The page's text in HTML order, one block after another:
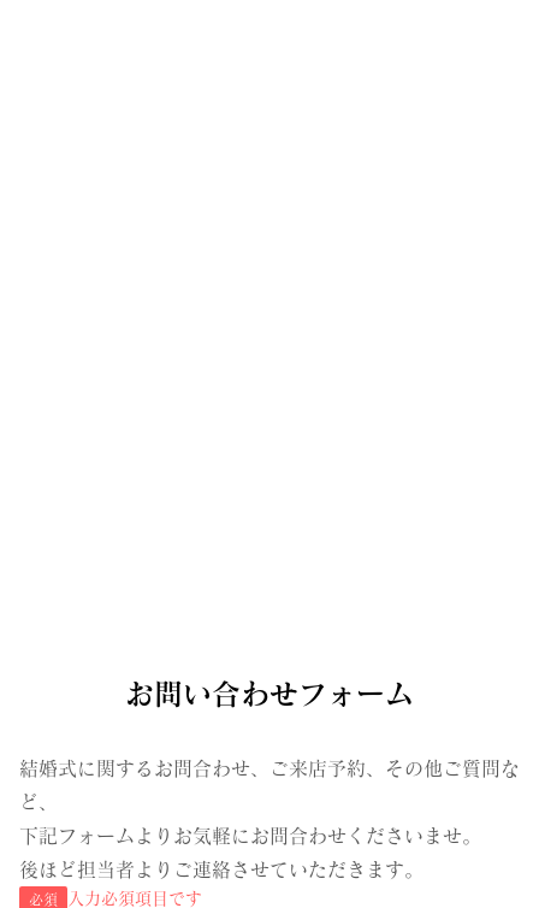
お問い合わせフォーム
結婚式に関するお問合わせ、ご来店予約、その他ご質問な
ど、
下記フォームよりお気軽にお問合わせくださいませ。
後ほど担当者よりご連絡させていただきます。
必須 入力必須項目です